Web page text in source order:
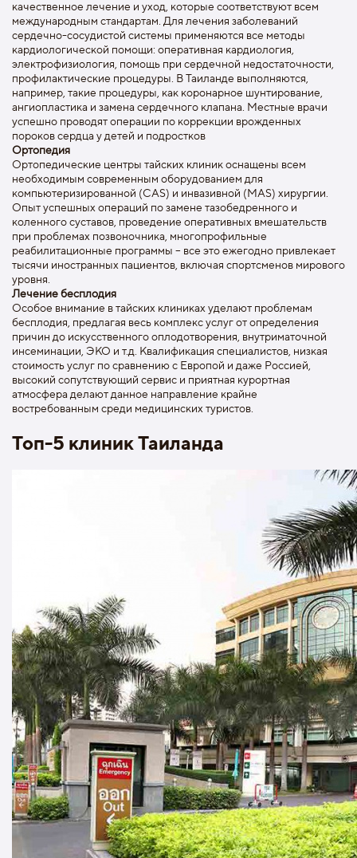
качественное лечение и уход, которые соответствуют всем
международным стандартам. Для лечения заболеваний
сердечно-сосудистой системы применяются все методы
кардиологической помощи: оперативная кардиология,
электрофизиология, помощь при сердечной недостаточности,
профилактические процедуры. В Таиланде выполняются,
например, такие процедуры, как коронарное шунтирование,
ангиопластика и замена сердечного клапана. Местные врачи
успешно проводят операции по коррекции врожденных
пороков сердца у детей и подростков
Ортопедия
Ортопедические центры тайских клиник оснащены всем
необходимым современным оборудованием для
компьютеризированной (CAS) и инвазивной (MAS) хирургии.
Опыт успешных операций по замене тазобедренного и
коленного суставов, проведение оперативных вмешательств
при проблемах позвоночника, многопрофильные
реабилитационные программы – все это ежегодно привлекает
тысячи иностранных пациентов, включая спортсменов мирового
уровня.
Лечение бесплодия
Особое внимание в тайских клиниках уделают проблемам
бесплодия, предлагая весь комплекс услуг от определения
причин до искусственного оплодотворения, внутриматочной
инсеминации, ЭКО и т.д. Квалификация специалистов, низкая
стоимость услуг по сравнению с Европой и даже Россией,
высокий сопутствующий сервис и приятная курортная
атмосфера делают данное направление крайне
востребованным среди медицинских туристов.
Топ-5 клиник Таиланда